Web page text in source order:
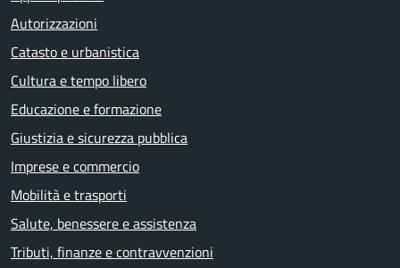
Autorizzazioni
Catasto e urbanistica
Cultura e tempo libero
Educazione e formazione
Giustizia e sicurezza pubblica
Imprese e commercio
Mobilità e trasporti
Salute, benessere e assistenza
Tributi, finanze e contravvenzioni